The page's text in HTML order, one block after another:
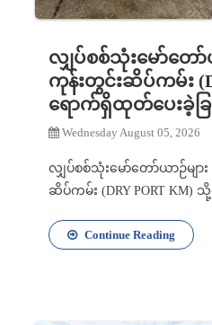
လျှပ်စစ်သုံးမော်တော်
ကုန်းတွင်းဆိပ်ကမ်း
ရောက်ရှိထုတ်ပေးခဲ့ခြ
Wednesday August 05, 2026
လျှပ်စစ်သုံးမော်တော်ယာဉ်မျာ
ဆိပ်ကမ်း (DRY PORT KM)
Continue Reading